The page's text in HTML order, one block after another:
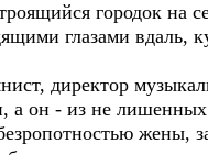
городок на
глазами вдаль,
директор
а он - из не
жены,